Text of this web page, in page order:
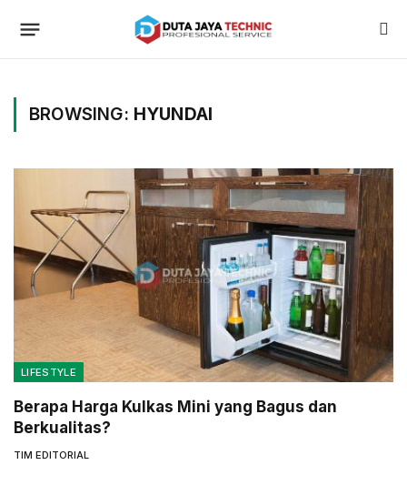
BROWSING: HYUNDAI
LIFESTYLE
Berapa Harga Kulkas Mini yang Bagus dan
Berkualitas?
TIM EDITORIAL